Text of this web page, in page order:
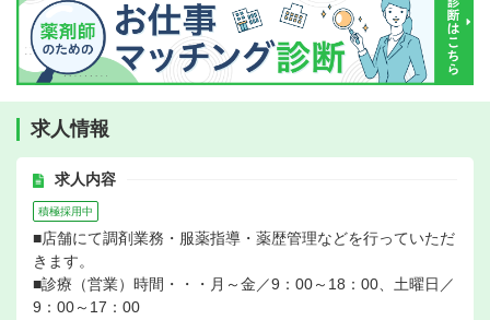
求人情報
求人内容
積極採用中
■店舗にて調剤業務・服薬指導・薬歴管理などを行っていただ
きます。
■診療（営業）時間・・・月～金／9：00～18：00、土曜日／
9：00～17：00